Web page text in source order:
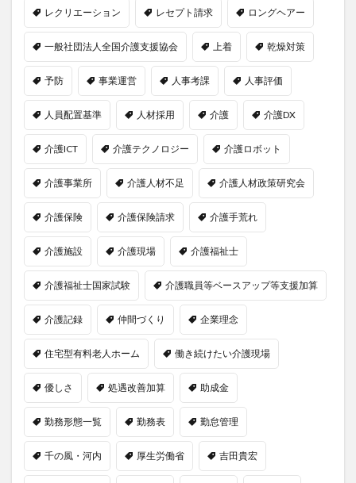
レクリエーション レセプト請求 ロングヘアー
一般社団法人全国介護支援協会 上着 乾燥対策
予防 事業運営 人事考課 人事評価
人員配置基準 人材採用 介護 介護DX
介護ICT 介護テクノロジー 介護ロボット
介護事業所 介護人材不足 介護人材政策研究会
介護保険 介護保険請求 介護手荒れ
介護施設 介護現場 介護福祉士
介護福祉士国家試験 介護職員等ベースアップ等支援加算
介護記録 仲間づくり 企業理念
住宅型有料老人ホーム 働き続けたい介護現場
優しさ 処遇改善加算 助成金
勤務形態一覧 勤務表 勤怠管理
千の風・河内 厚生労働省 吉田貴宏